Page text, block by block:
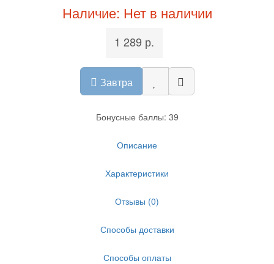
Наличие: Нет в наличии
1 289 р.
Завтра
Бонусные баллы: 39
Описание
Характеристики
Отзывы (0)
Способы доставки
Способы оплаты